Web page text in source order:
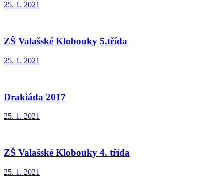
25. 1. 2021
ZŠ Valašské Klobouky 5.třída
25. 1. 2021
Drakiáda 2017
25. 1. 2021
ZŠ Valašské Klobouky 4. třída
25. 1. 2021